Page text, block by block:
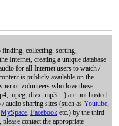
finding, collecting, sorting,
Internet, creating a unique database
for all Internet users to watch /
is publicly available on the
or volunteers who love these
mpeg, divx, mp3 ...) are not hosted
audio sharing sites (such as Youtube
MySpace Facebook etc.) by the third
contact the appropriate